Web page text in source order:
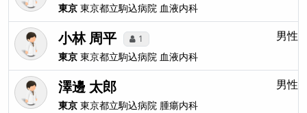
東京 東京都立駒込病院 血液内科
小林 周平 1
東京 東京都立駒込病院 血液内科
男性
澤邊 太郎
東京 東京都立駒込病院 腫瘍内科
男性